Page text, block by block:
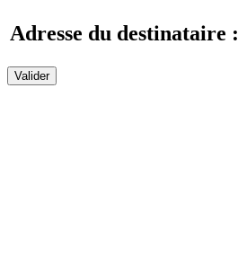
Adresse du destinataire :